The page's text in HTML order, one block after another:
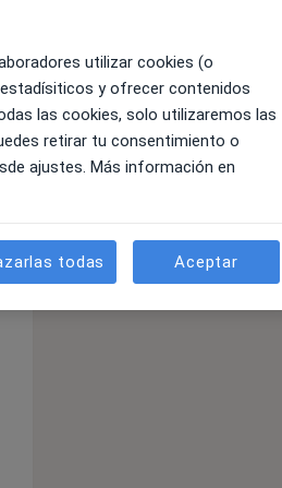
utilizar cookies (o
y ofrecer contenidos
las cookies, solo utilizaremos las
retirar tu consentimiento o
ajustes. Más información en
todas Aceptar